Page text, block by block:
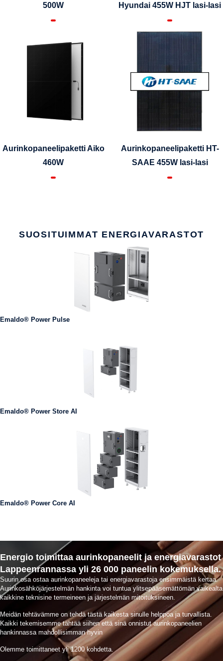
500W
Hyundai 455W HJT lasi-lasi
Aurinkopaneelipaketti Aiko
460W
Aurinkopaneelipaketti HT-
SAAE 455W lasi-lasi
SUOSITUIMMAT ENERGIAVARASTOT
Emaldo® Power Pulse
Emaldo® Power Store AI
Emaldo® Power Core AI
Energio toimittaa aurinkopaneelit ja energiavarastot
Lappeenrannassa yli 26 000 paneelin kokemuksella.
Suurin osa ostaa aurinkopaneeleja tai energiavarastoja ensimmäistä kertaa.
Aurinkosähköjärjestelmän hankinta voi tuntua ylitsepääsemättömän vaikealta
kaikkine teknisine termeineen ja järjestelmän mitoituksineen.
Meidän tehtävämme on tehdä tästä kaikesta sinulle helppoa ja turvallista.
Kaikki tekemisemme tähtää siihen että sinä onnistut aurinkopaneelien
hankinnassa mahdollisimman hyvin
Olemme toimittaneet yli 1200 kohdetta.